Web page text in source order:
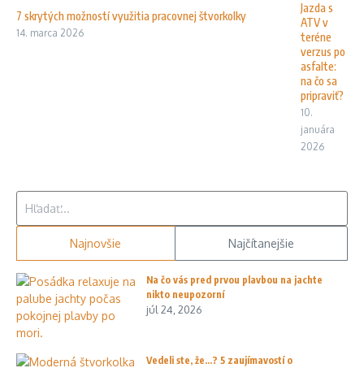
7 skrytých možností využitia pracovnej štvorkolky
14. marca 2026
Jazda s
ATV v
teréne
verzus po
asfalte:
na čo sa
pripraviť?
10.
januára
2026
Najnovšie Najčítanejšie
Na čo vás pred prvou plavbou na jachte
nikto neupozorní
júl 24, 2026
Vedeli ste, že…? 5 zaujímavostí o